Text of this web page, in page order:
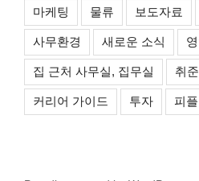
마케팅 물류 보도자료
사무환경 새로운 소식
집 근처 사무실, 집무실 취
커리어 가이드 투자 피